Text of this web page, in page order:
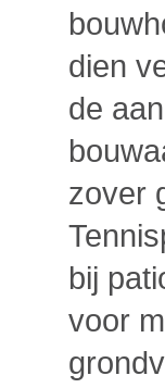
dien
de
zover
bij
voor